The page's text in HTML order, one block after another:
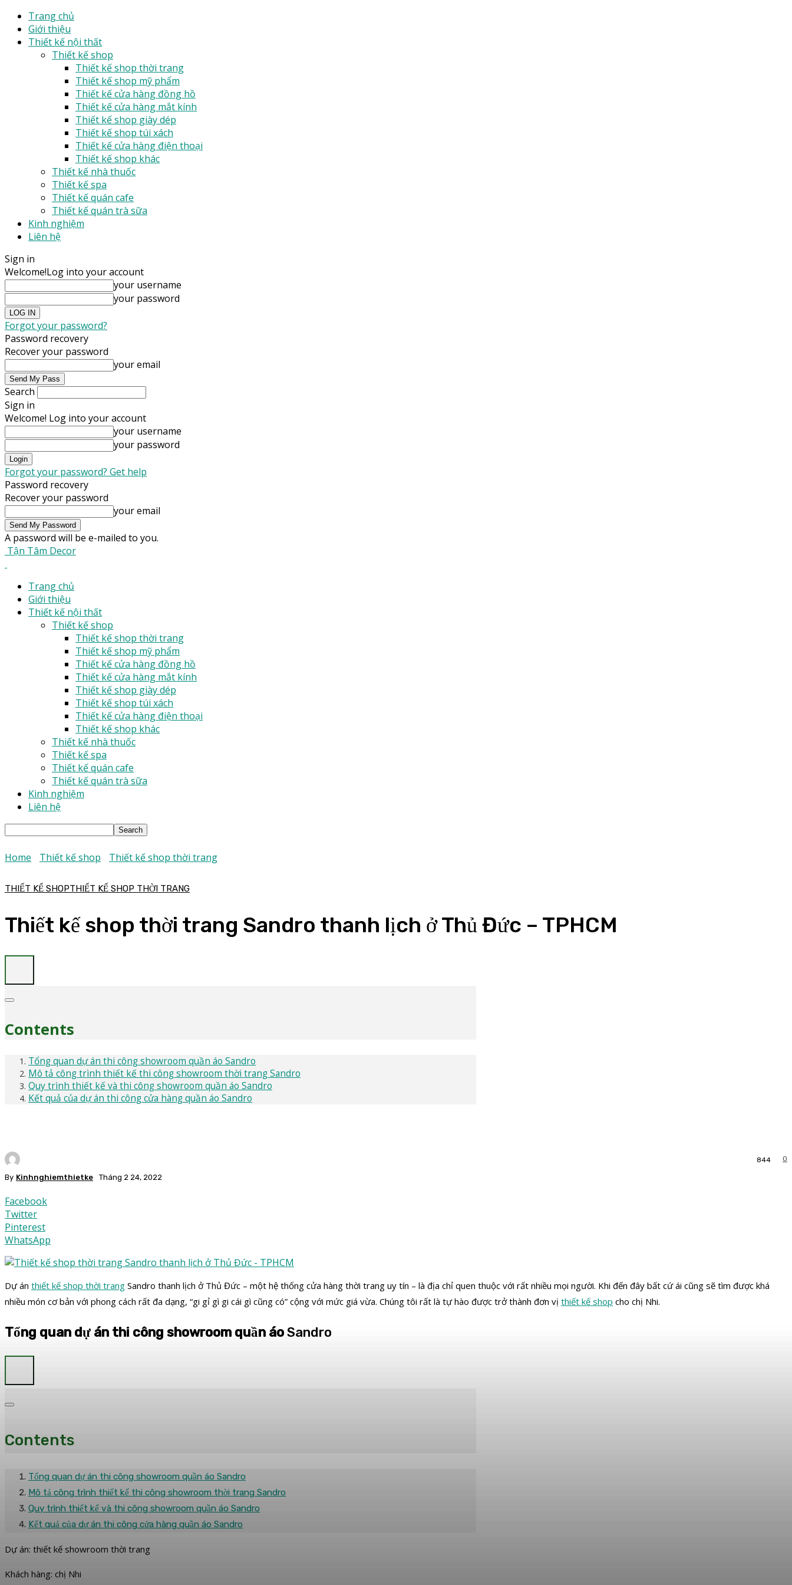
Trang chủ
Giới thiệu
Thiết kế nội thất
Thiết kế shop
Thiết kế shop thời trang
Thiết kế shop mỹ phẩm
Thiết kế cửa hàng đồng hồ
Thiết kế cửa hàng mắt kính
Thiết kế shop giày dép
Thiết kế shop túi xách
Thiết kế cửa hàng điện thoại
Thiết kế shop khác
Thiết kế nhà thuốc
Thiết kế spa
Thiết kế quán cafe
Thiết kế quán trà sữa
Kinh nghiệm
Liên hệ
Sign in
Welcome!Log into your account
your username
your password
Forgot your password?
Password recovery
Recover your password
your email
Search
Sign in
Welcome! Log into your account
your username
your password
Forgot your password? Get help
Password recovery
Recover your password
your email
A password will be e-mailed to you.
Tận Tâm Decor
Trang chủ
Giới thiệu
Thiết kế nội thất
Thiết kế shop
Thiết kế shop thời trang
Thiết kế shop mỹ phẩm
Thiết kế cửa hàng đồng hồ
Thiết kế cửa hàng mắt kính
Thiết kế shop giày dép
Thiết kế shop túi xách
Thiết kế cửa hàng điện thoại
Thiết kế shop khác
Thiết kế nhà thuốc
Thiết kế spa
Thiết kế quán cafe
Thiết kế quán trà sữa
Kinh nghiệm
Liên hệ
Home Thiết kế shop Thiết kế shop thời trang
THIẾT KẾ SHOPTHIẾT KẾ SHOP THỜI TRANG
Thiết kế shop thời trang Sandro thanh lịch ở Thủ Đức – TPHCM
Contents
Tổng quan dự án thi công showroom quần áo Sandro
Mô tả công trình thiết kế thi công showroom thời trang Sandro
Quy trình thiết kế và thi công showroom quần áo Sandro
Kết quả của dự án thi công cửa hàng quần áo Sandro
By Kinhnghiemthietke Tháng 2 24, 2022
0
844
Facebook
Twitter
Pinterest
WhatsApp
Dự án thiết kế shop thời trang Sandro thanh lịch ở Thủ Đức – một hệ thống cửa hàng thời trang uy tín – là địa chỉ quen thuộc với rất nhiều mọi người. Khi đến đây bất cứ ái cũng sẽ tìm được khá
nhiều món cơ bản với phong cách rất đa dạng, “gi gỉ gì gi cái gì cũng có” cộng với mức giá vừa. Chúng tôi rất là tự hào được trở thành đơn vị thiết kế shop cho chị Nhi.
Tổng quan dự án thi công showroom quần áoSandro
Contents
Tổng quan dự án thi công showroom quần áo Sandro
Mô tả công trình thiết kế thi công showroom thời trang Sandro
Quy trình thiết kế và thi công showroom quần áo Sandro
Kết quả của dự án thi công cửa hàng quần áo Sandro
Dự án: thiết kế showroom thời trang
Khách hàng: chị Nhi